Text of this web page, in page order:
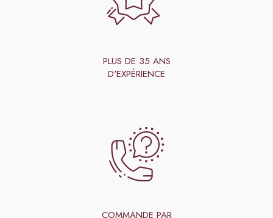
PLUS DE 35 ANS
D'EXPÉRIENCE
COMMANDE PAR